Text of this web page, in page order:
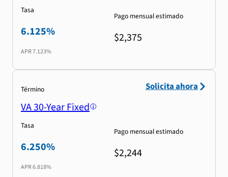
Tasa
6.125%
APR7.123%
Pago mensual estimado
$2,375
Término
VA 30-Year Fixed
Tasa
6.250%
APR6.818%
Pago mensual estimado
$2,244
Solicita ahora